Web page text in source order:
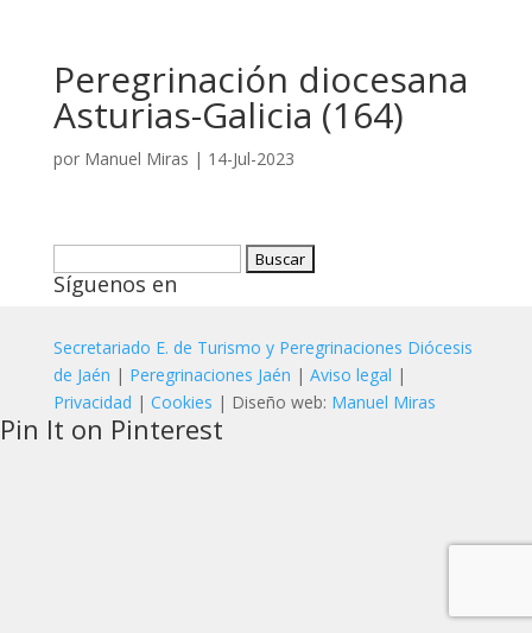
Peregrinación diocesana
Asturias-Galicia (164)
por Manuel Miras | 14-Jul-2023
Síguenos en
Secretariado E. de Turismo y Peregrinaciones Diócesis
de Jaén | Peregrinaciones Jaén | Aviso legal |
Privacidad | Cookies | Diseño web: Manuel Miras
Pin It on Pinterest